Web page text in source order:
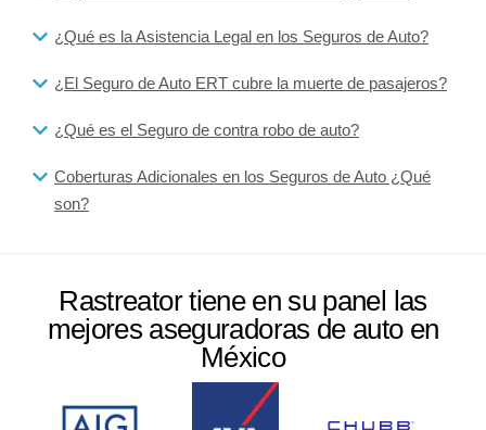
¿Qué es la Asistencia Legal en los Seguros de Auto?
¿El Seguro de Auto ERT cubre la muerte de pasajeros?
¿Qué es el Seguro de contra robo de auto?
Coberturas Adicionales en los Seguros de Auto ¿Qué
son?
Rastreator tiene en su panel las
mejores aseguradoras de auto en
México